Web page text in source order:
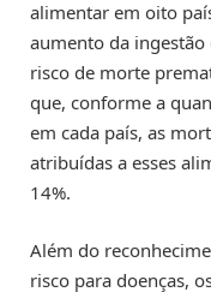
alimentar em oito
aumento da
risco de morte
que, conforme a
em cada país, as
atribuídas a esses
14%.
Além do
risco para doenças,